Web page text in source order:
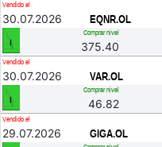
Vendido el
30.07.2026 EQNR.OL
Comprar nivel
375.40
Vendido el
30.07.2026 VAR.OL
Comprar nivel
46.82
Vendido el
29.07.2026 GIGA.OL